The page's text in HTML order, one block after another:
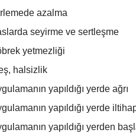
azalma
seyirme ve sertleşme
yetmezliği
halsizlik
yapıldığı yerde ağrı
yapıldığı yerde
yapıldığı yerden